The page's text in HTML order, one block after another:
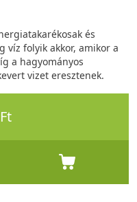
és
víz folyik akkor, amikor a
a hagyományos
vizet eresztenek.